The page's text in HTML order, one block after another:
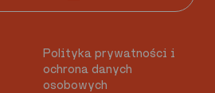
Polityka prywatności i
ochrona danych
osobowych